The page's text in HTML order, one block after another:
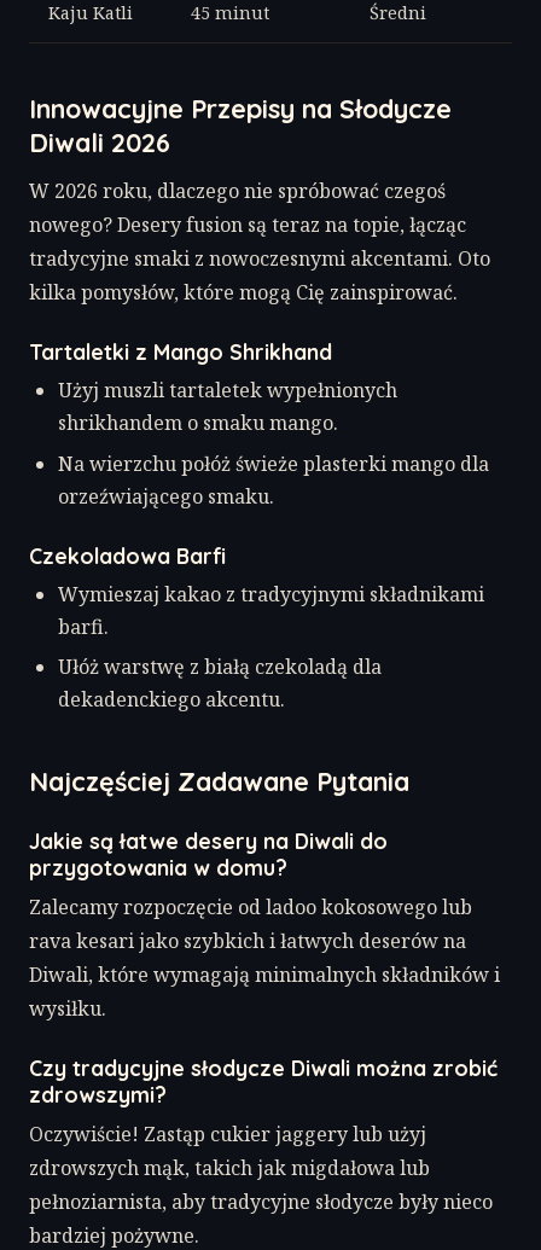
Kaju Katli 45 minut Średni
Innowacyjne Przepisy na Słodycze
Diwali 2026
W 2026 roku, dlaczego nie spróbować czegoś
nowego? Desery fusion są teraz na topie, łącząc
tradycyjne smaki z nowoczesnymi akcentami. Oto
kilka pomysłów, które mogą Cię zainspirować.
Tartaletki z Mango Shrikhand
Użyj muszli tartaletek wypełnionych
shrikhandem o smaku mango.
Na wierzchu połóż świeże plasterki mango dla
orzeźwiającego smaku.
Czekoladowa Barfi
Wymieszaj kakao z tradycyjnymi składnikami
barfi.
Ułóż warstwę z białą czekoladą dla
dekadenckiego akcentu.
Najczęściej Zadawane Pytania
Jakie są łatwe desery na Diwali do
przygotowania w domu?
Zalecamy rozpoczęcie od ladoo kokosowego lub
rava kesari jako szybkich i łatwych deserów na
Diwali, które wymagają minimalnych składników i
wysiłku.
Czy tradycyjne słodycze Diwali można zrobić
zdrowszymi?
Oczywiście! Zastąp cukier jaggery lub użyj
zdrowszych mąk, takich jak migdałowa lub
pełnoziarnista, aby tradycyjne słodycze były nieco
bardziej pożywne.